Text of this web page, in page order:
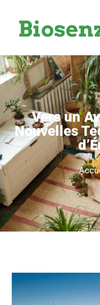
Vers un
Nouvelles